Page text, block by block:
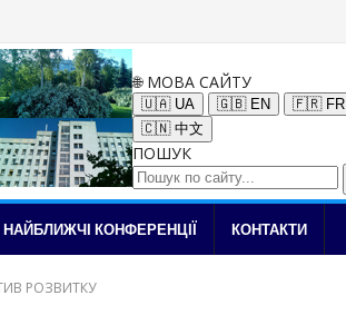
🌐 МОВА САЙТУ
🇺🇦 UA 🇬🇧 EN 🇫🇷 FR
🇨🇳 中文
ПОШУК
новини
НАЙБЛИЖЧІ КОНФЕРЕНЦІЇ КОНТАКТИ
РОЗВИТКУ